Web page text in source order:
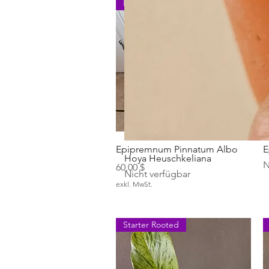
Schnellansicht
Pinnatum Albo
Epipremnum Pinnatum Albo
Preis
60,00 $
exkl. MwSt.
Starter Rooted
Hoya Heuschkeliana
Nicht verfügbar